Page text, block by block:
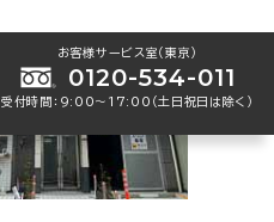
お客様サービス室（東京）
0120-534-011
受付時間：9:00〜17:00（土日祝日は除く）